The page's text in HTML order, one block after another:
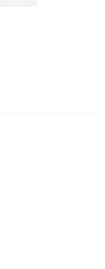
news
в Viber
в LinkedIn